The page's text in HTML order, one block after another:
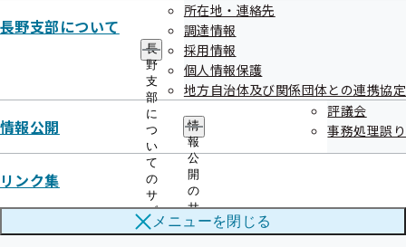
長野支部について
長
野
支
部
に
つ
い
て
の
サ
ブ
メ
所在地・連絡先
調達情報
採用情報
個人情報保護
地方自治体及び関係団体との連携協定
情報公開
情
報
公
開
の
サ
ブ
メ
評議会
事務処理誤り
リンク集
メニューを閉じる
広報用マンガ「教えて！ けんぽ兄弟！！」
協会けんぽの講習会
日本年金機構と合同の研修会(任意参加)
開催地域を限定する可能性があります